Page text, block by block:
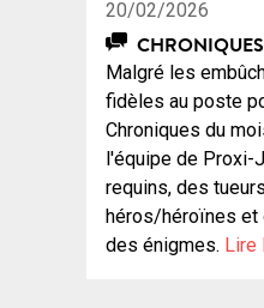
20/02/2026
Malgré les
fidèles au poste
Chroniques du
l'équipe de Proxi-
requins, des
héros/héroïnes et
des énigmes. Lire